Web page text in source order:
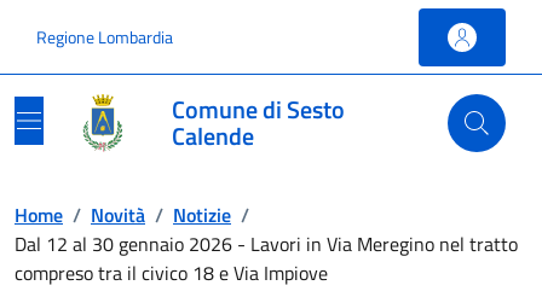
Regione Lombardia
Comune di Sesto
Calende
Home / Novità / Notizie /
Dal 12 al 30 gennaio 2026 - Lavori in Via Meregino nel tratto
compreso tra il civico 18 e Via Impiove